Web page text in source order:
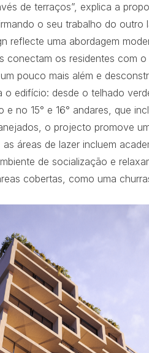
de terraços”, explica a
o seu trabalho do outro
reflecte uma abordagem
conectam os residentes com o
pouco mais além e
o edifício: desde o telhado
no 15° e 16° andares, que
o projecto promove
áreas de lazer incluem
de socialização e
cobertas, como uma